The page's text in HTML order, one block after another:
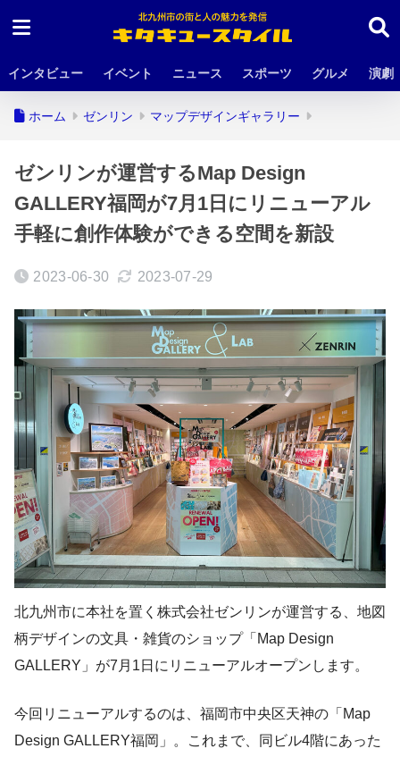
インタビュー イベント ニュース スポーツ グルメ 演劇
ホーム ゼンリン マップデザインギャラリー
ゼンリンが運営するMap Design
GALLERY福岡が7月1日にリニューアル
手軽に創作体験ができる空間を新設
2023-06-30 2023-07-29
北九州市に本社を置く株式会社ゼンリンが運営する、地図
柄デザインの文具・雑貨のショップ「Map Design
GALLERY」が7月1日にリニューアルオープンします。
今回リニューアルするのは、福岡市中央区天神の「Map
Design GALLERY福岡」。これまで、同ビル4階にあった